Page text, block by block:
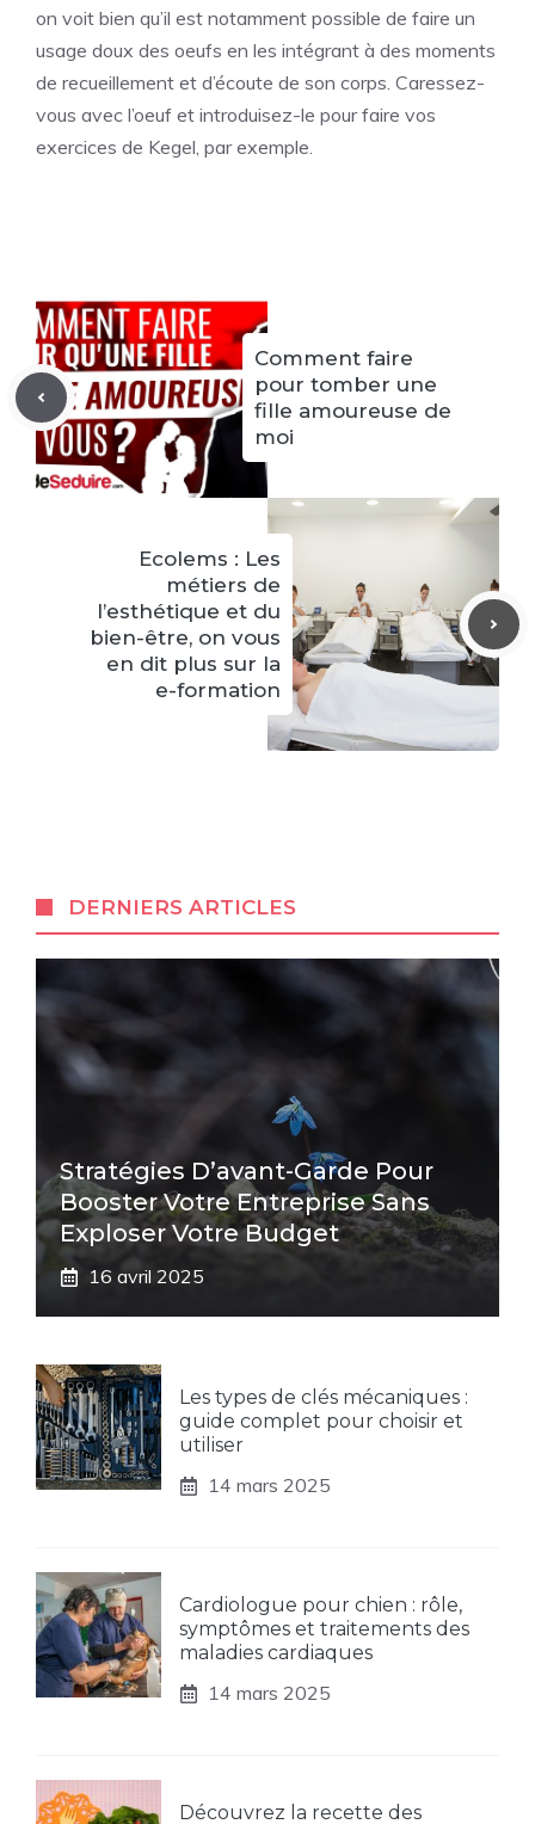
on voit bien qu’il est notamment possible de faire un
usage doux des oeufs en les intégrant à des moments
de recueillement et d’écoute de son corps. Caressez-
vous avec l’oeuf et introduisez-le pour faire vos
exercices de Kegel, par exemple.
Comment faire
pour tomber une
fille amoureuse de
moi
Ecolems : Les
métiers de
l’esthétique et du
bien-être, on vous
en dit plus sur la
e-formation
DERNIERS ARTICLES
Stratégies D’avant-Garde Pour
Booster Votre Entreprise Sans
Exploser Votre Budget
16 avril 2025
Les types de clés mécaniques :
guide complet pour choisir et
utiliser
14 mars 2025
Cardiologue pour chien : rôle,
symptômes et traitements des
maladies cardiaques
14 mars 2025
Découvrez la recette des